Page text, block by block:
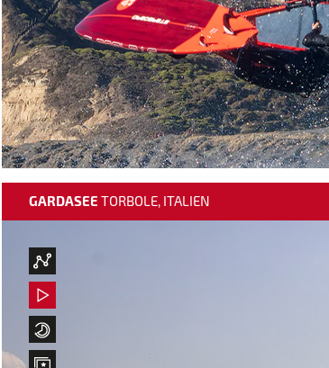
GARDASEE TORBOLE, ITALIEN
Wetterdaten
Live Video aktivieren
Zeitraffer